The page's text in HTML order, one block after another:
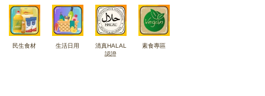
民生食材 生活日用
清真HALAL
認證
素食專區